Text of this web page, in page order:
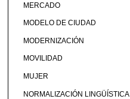
MERCADO
MODELO DE CIUDAD
MODERNIZACIÓN
MOVILIDAD
MUJER
NORMALIZACIÓN LINGÜÍSTICA